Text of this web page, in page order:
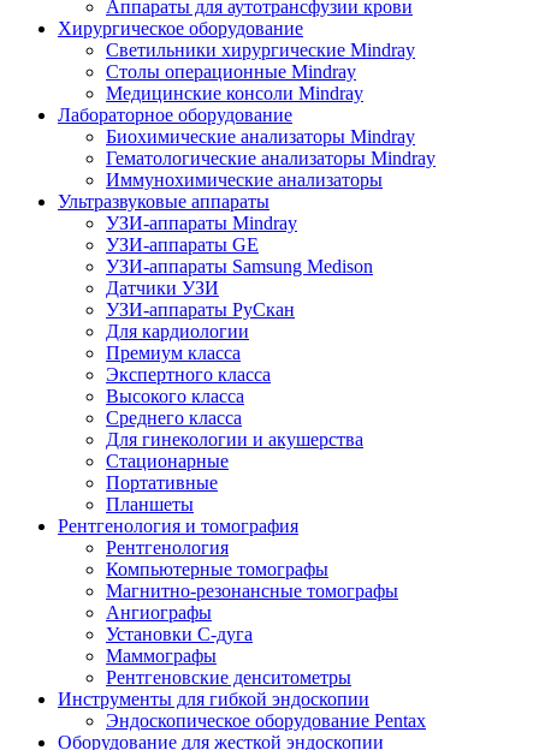
Аппараты для аутотрансфузии крови
Хирургическое оборудование
Светильники хирургические Mindray
Столы операционные Mindray
Медицинские консоли Mindray
Лабораторное оборудование
Биохимические анализаторы Mindray
Гематологические анализаторы Mindray
Иммунохимические анализаторы
Ультразвуковые аппараты
УЗИ-аппараты Mindray
УЗИ-аппараты GE
УЗИ-аппараты Samsung Medison
Датчики УЗИ
УЗИ-аппараты РуСкан
Для кардиологии
Премиум класса
Экспертного класса
Высокого класса
Среднего класса
Для гинекологии и акушерства
Стационарные
Портативные
Планшеты
Рентгенология и томография
Рентгенология
Компьютерные томографы
Магнитно-резонансные томографы
Ангиографы
Установки С-дуга
Маммографы
Рентгеновские денситометры
Инструменты для гибкой эндоскопии
Эндоскопическое оборудование Pentax
Оборудование для жесткой эндоскопии